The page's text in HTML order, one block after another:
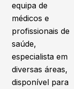
equipa de
médicos e
profissionais de
saúde,
especialista em
diversas áreas,
disponível para